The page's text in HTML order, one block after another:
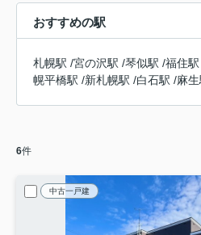
おすすめの駅
札幌駅 /宮の沢駅 /琴似駅 /福住駅
幌平橋駅 /新札幌駅 /白石駅 /麻
6件
中古一戸建